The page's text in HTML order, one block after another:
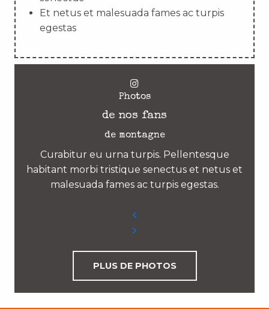
Et netus et malesuada fames ac turpis
egestas
Photos
de nos fans
de montagne
Curabitur eu urna turpis. Pellentesque
habitant morbi tristique senectus et netus et
malesuada fames ac turpis egestas.
PLUS DE PHOTOS